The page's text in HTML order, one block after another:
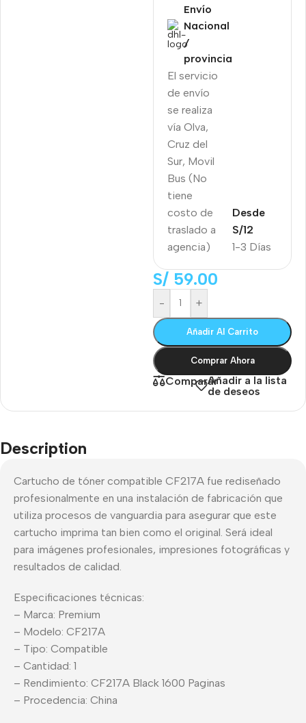
Envío
Nacional
/
provincia
El servicio
de envío
se realiza
vía Olva,
Cruz del
Sur, Movil
Bus (No
tiene
costo de
traslado a
agencia)
1-3 Días
Desde
S/12
S/ 59.00
- +
Añadir Al Carrito
Comprar Ahora
CompararAñadir a la lista
de deseos
Description
Cartucho de tóner compatible CF217A fue rediseñado
profesionalmente en una instalación de fabricación que
utiliza procesos de vanguardia para asegurar que este
cartucho imprima tan bien como el original. Será ideal
para imágenes profesionales, impresiones fotográficas y
resultados de calidad.
Especificaciones técnicas:
– Marca: Premium
– Modelo: CF217A
– Tipo: Compatible
– Cantidad: 1
– Rendimiento: CF217A Black 1600 Paginas
– Procedencia: China